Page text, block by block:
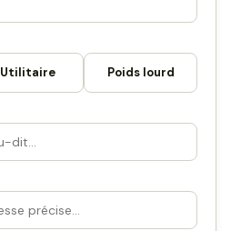
Utilitaire Poids lourd